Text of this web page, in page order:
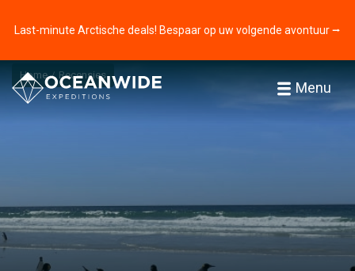
Last-minute Arctische deals! Bespaar op uw volgende avontuur ⭢
Menu
Home Recensies